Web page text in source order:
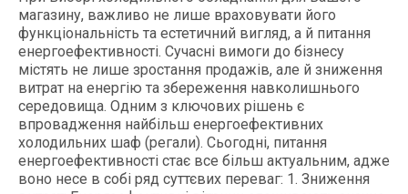
магазину, важливо не лише враховувати його
функціональність та естетичний вигляд, а й питання
енергоефективності. Сучасні вимоги до бізнесу
містять не лише зростання продажів, але й зниження
витрат на енергію та збереження навколишнього
середовища. Одним з ключових рішень є
впровадження найбільш енергоефективних
холодильних шаф (регали). Сьогодні, питання
енергоефективності стає все більш актуальним, адже
воно несе в собі ряд суттєвих переваг: 1. Зниження